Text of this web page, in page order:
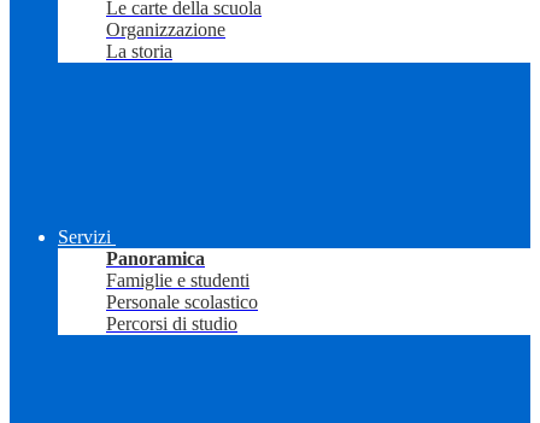
Le carte della scuola
Organizzazione
La storia
Servizi
Panoramica
Famiglie e studenti
Personale scolastico
Percorsi di studio